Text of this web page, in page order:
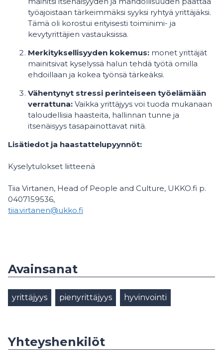
työajoistaan tärkeimmäksi syyksi ryhtyä yrittäjäksi.
Tämä oli korostui erityisesti toiminimi- ja
kevytyrittäjien vastauksissa.
Merkityksellisyyden kokemus: monet yrittäjät
mainitsivat kyselyssä halun tehdä työtä omilla
ehdoillaan ja kokea työnsä tärkeäksi.
Vähentynyt stressi perinteiseen työelämään
verrattuna: Vaikka yrittäjyys voi tuoda mukanaan
taloudellisia haasteita, hallinnan tunne ja
itsenäisyys tasapainottavat niitä.
Lisätiedot ja haastattelupyynnöt:
Kyselytulokset liitteenä
Tiia Virtanen, Head of People and Culture, UKKO.fi p.
0407159536,
tiia.virtanen@ukko.fi
Avainsanat
yrittäjyys pienyrittäjyys hyvinvointi
Yhteyshenkilöt